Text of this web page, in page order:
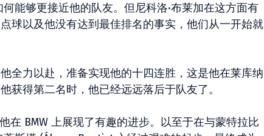
能够更接近他的队友。但尼科洛·布莱加在这方面有
球以及他没有达到最佳排名的事实，他们从一开始就
全力以赴，准备实现他的十四连胜，这是他在莱库纳
获得第二名时，他已经远远落后于队友了。
BMW 上展现了有趣的进步。以至于在与蒙特拉比